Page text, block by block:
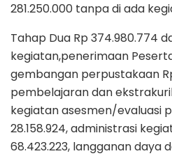
281.250.000 tanpa di ada
Tahap Dua Rp 374.980.774
kegiatan,penerimaan Peserta
gembangan perpustakaan
pembelajaran dan
kegiatan asesmen/evaluasi
28.158.924, administrasi
68.423.223, langganan daya